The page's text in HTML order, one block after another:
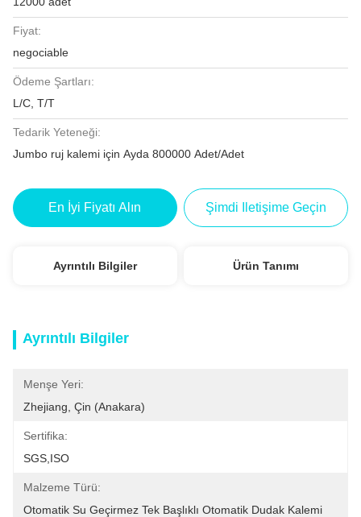
Fiyat:
negociable
Ödeme Şartları:
L/C, T/T
Tedarik Yeteneği:
Jumbo ruj kalemi için Ayda 800000 Adet/Adet
En İyi Fiyatı Alın Şimdi Iletişime Geçin
Ayrıntılı Bilgiler Ürün Tanımı
Ayrıntılı Bilgiler
Menşe Yeri:
Zhejiang, Çin (anakara)
Sertifika:
SGS,ISO
Malzeme Türü:
Otomatik Su Geçirmez Tek Başlıklı Otomatik Dudak Kalemi